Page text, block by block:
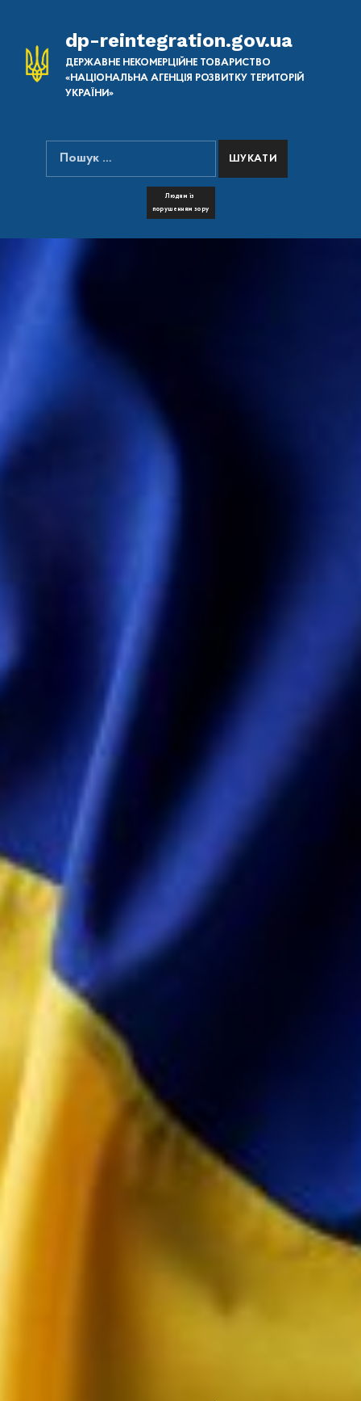
dp-reintegration.gov.ua
ДЕРЖАВНЕ НЕКОМЕРЦІЙНЕ ТОВАРИСТВО
«НАЦІОНАЛЬНА АГЕНЦІЯ РОЗВИТКУ ТЕРИТОРІЙ
УКРАЇНИ»
ПОШУК НА САЙТІ
Пошук:
Людям із
порушенням зору